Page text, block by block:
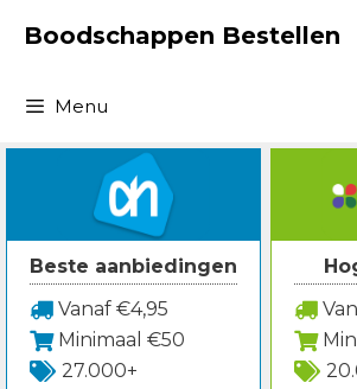
naarBoodschappen Bestellen
Menu
Beste aanbiedingen
Vanaf €4,95
Minimaal €50
27.000+